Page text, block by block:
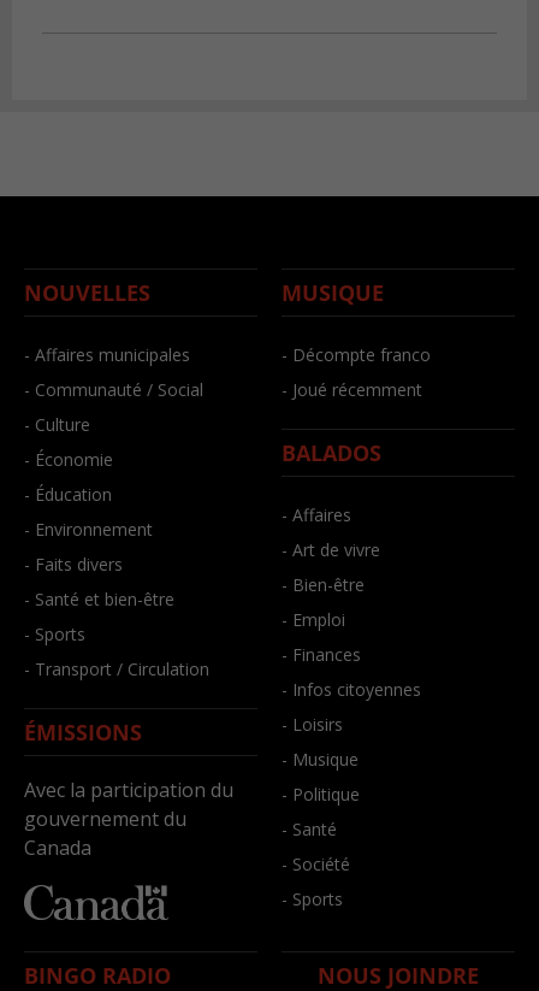
NOUVELLES
- Affaires municipales
- Communauté / Social
- Culture
- Économie
- Éducation
- Environnement
- Faits divers
- Santé et bien-être
- Sports
- Transport / Circulation
ÉMISSIONS
Avec la participation du
gouvernement du
Canada
MUSIQUE
- Décompte franco
- Joué récemment
BALADOS
- Affaires
- Art de vivre
- Bien-être
- Emploi
- Finances
- Infos citoyennes
- Loisirs
- Musique
- Politique
- Santé
- Société
- Sports
BINGO RADIO NOUS JOINDRE